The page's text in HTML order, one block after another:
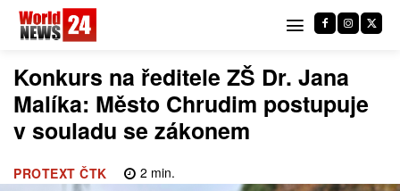
Konkurs na ředitele ZŠ Dr. Jana
Malíka: Město Chrudim postupuje
v souladu se zákonem
PROTEXT ČTK 2 min.